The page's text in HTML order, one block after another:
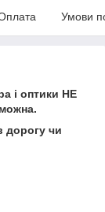
Умови
і оптики НЕ
дорогу чи